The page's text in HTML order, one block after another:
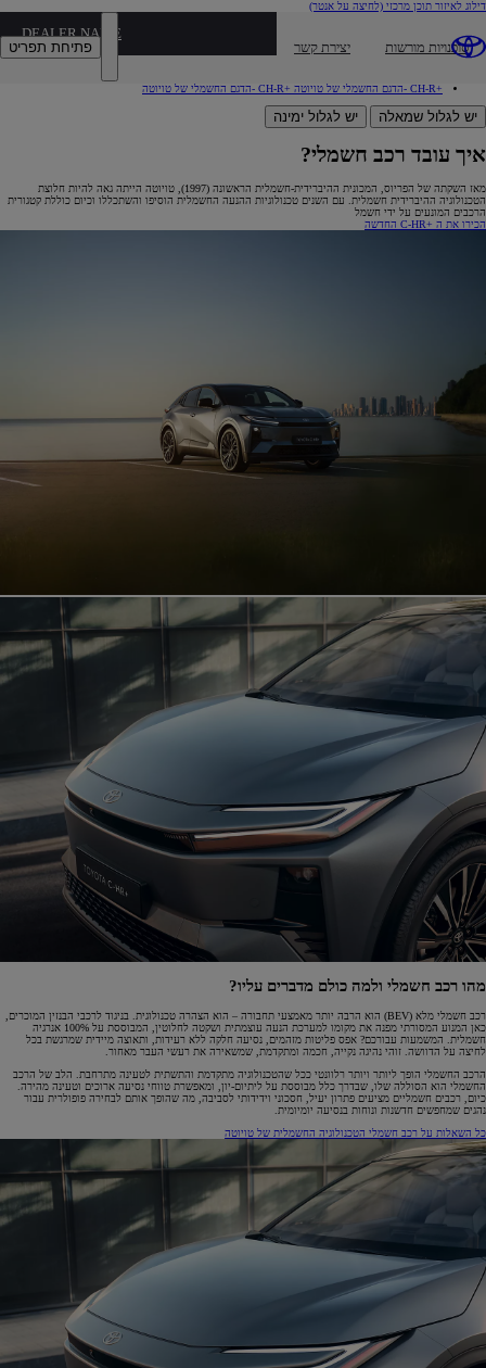
דילוג לאיזור תוכן מרכזי (לחיצה על אנטר)
סוכנויות מורשות יצירת קשר
DEALER NAME
פתיחת תפריט
טכנולוגיה חשמלית
טכנולוגיה חשמלית
+CH-R -הדגם החשמלי של טויוטה
+CH-R -הדגם החשמלי של טויוטה
יש לגלול שמאלה יש לגלול ימינה
איך עובד רכב חשמלי?
מאז השקתה של הפריוס, המכונית ההיברידית-חשמלית הראשונה (1997), טויוטה הייתה גאה להיות חלוצת
הטכנולוגיה ההיברידית חשמלית. עם השנים טכנולוגיות ההנעה החשמלית הוסיפו והשתכללו וכיום כוללת קטגורית
הרכבים המונעים על ידי חשמל
הכירו את ה +C-HR החדשה
מהו רכב חשמלי ולמה כולם מדברים עליו?
רכב חשמלי מלא (BEV) הוא הרבה יותר מאמצעי תחבורה – הוא הצהרה טכנולוגית. בניגוד לרכבי הבנזין המוכרים,
כאן המנוע המסורתי מפנה את מקומו למערכת הנעה עוצמתית ושקטה לחלוטין, המבוססת על 100% אנרגיה
חשמלית. המשמעות עבורכם? אפס פליטות מזהמים, נסיעה חלקה ללא רעידות, ותאוצה מיידית שמרגשת בכל
לחיצה על הדוושה. זוהי נהיגה נקייה, חכמה ומתקדמת, שמשאירה את רעשי העבר מאחור.
הרכב החשמלי הופך ליותר ויותר רלוונטי ככל שהטכנולוגיה מתקדמת והתשתית לטעינה מתרחבת. הלב של הרכב
החשמלי הוא הסוללה שלו, שבדרך כלל מבוססת על ליתיום-יון, ומאפשרת טווחי נסיעה ארוכים וטעינה מהירה.
כיום, רכבים חשמליים מציעים פתרון יעיל, חסכוני וידידותי לסביבה, מה שהופך אותם לבחירה פופולרית עבור
נהגים שמחפשים חדשנות ונוחות בנסיעה יומיומית.
כל השאלות על רכב חשמלי הטכנולוגיה החשמלית של טויוטה